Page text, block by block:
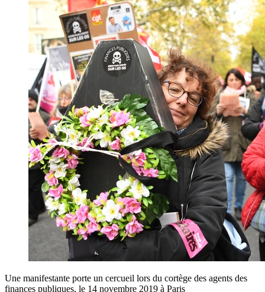
Une manifestante porte un cercueil lors du cortège des agents des
finances publiques, le 14 novembre 2019 à Paris